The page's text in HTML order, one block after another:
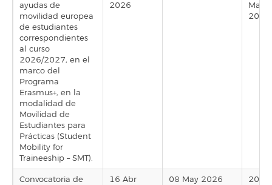
ayudas de
movilidad europea
de estudiantes
correspondientes
al curso
2026/2027, en el
marco del
Programa
Erasmus+, en la
modalidad de
Movilidad de
Estudiantes para
Prácticas (Student
Mobility for
Traineeship – SMT).
2026
May
2026
Convocatoria de
16 Abr
08 May 2026
20